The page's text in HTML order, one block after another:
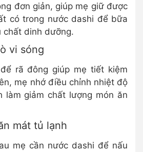
đơn giản, giúp mẹ giữ được
có trong nước dashi để bữa
chất dinh dưỡng.
vi sóng
rã đông giúp mẹ tiết kiệm
mẹ nhớ điều chỉnh nhiệt độ
làm giảm chất lượng món ăn
mát tủ lạnh
mẹ cần nước dashi để nấu